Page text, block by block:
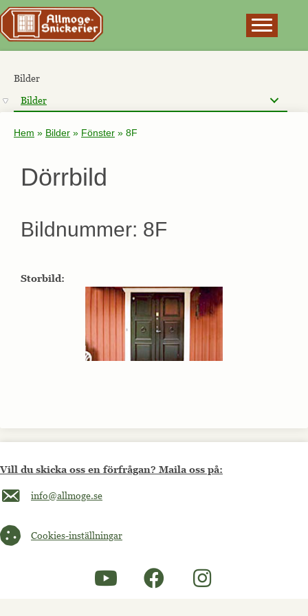
Bilder
Bilder
Hem » Bilder » Fönster » 8F
Dörrbild
Bildnummer: 8F
Storbild:
Vill du skicka oss en förfrågan? Maila oss på:
Maila oss på info@allmoge.se
info@allmoge.se
Cookies-inställningar
Cookies-inställningar